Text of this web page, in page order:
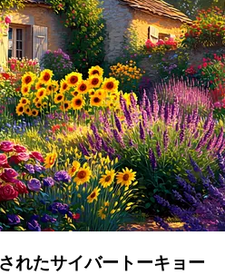
れたサイバートーキョー